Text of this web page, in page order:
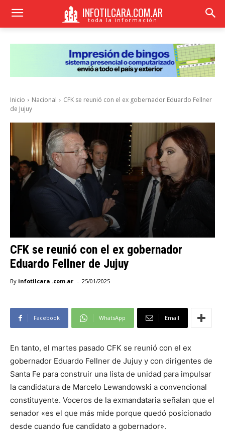
INFOTILCARA.COM.AR
toda la información
Inicio Nacional
CFK se reunió con el ex gobernador Eduardo Fellner
de Jujuy
CFK se reunió con el ex gobernador
Eduardo Fellner de Jujuy
By infotilcara .com.ar - 25/01/2025
Facebook WhatsApp Email
En tanto, el martes pasado CFK se reunió con el ex
gobernador Eduardo Fellner de Jujuy y con dirigentes de
Santa Fe para construir una lista de unidad para impulsar
la candidatura de Marcelo Lewandowski a convencional
constituyente. Voceros de la exmandataria señalan que el
senador «es el que más mide porque quedó posicionado
desde cuando fue candidato a gobernador».